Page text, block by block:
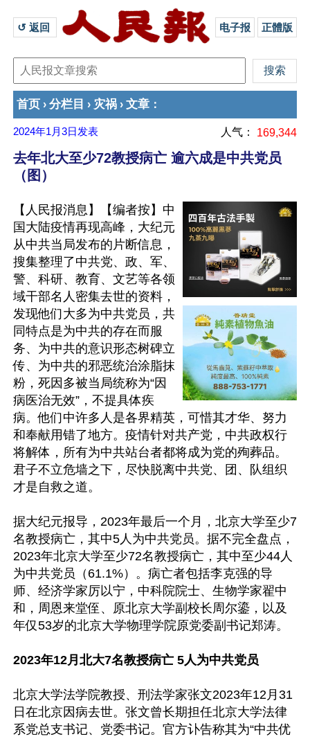
↺ 返回 电子报 正體版
首页 › 分栏目 › 灾祸 › 文章 ：
2024年1月3日 发表 人气： 169,344
去年北大至少72教授病亡 逾六成是中共党员
（图）
【人民报消息】【编者按】中
国大陆疫情再现高峰，大纪元
从中共当局发布的片断信息，
搜集整理了中共党、政、军、
警、科研、教育、文艺等各领
域干部名人密集去世的资料，
发现他们大多为中共党员，共
同特点是为中共的存在而服
务、为中共的意识形态树碑立
传、为中共的邪恶统治涂脂抹
粉，死因多被当局统称为“因
病医治无效”，不提具体疾
病。他们中许多人是各界精英，可惜其才华、努力
和奉献用错了地方。疫情针对共产党，中共政权行
将解体，所有为中共站台者都将成为党的殉葬品。
君子不立危墙之下，尽快脱离中共党、团、队组织
才是自救之道。
据大纪元报导，2023年最后一个月，北京大学至少7
名教授病亡，其中5人为中共党员。据不完全盘点，
2023年北京大学至少72名教授病亡，其中至少44人
为中共党员（61.1%）。病亡者包括李克强的导
师、经济学家厉以宁，中科院院士、生物学家翟中
和，周恩来堂侄、原北京大学副校长周尔鎏，以及
年仅53岁的北京大学物理学院原党委副书记郑涛。
2023年12月北大7名教授病亡 5人为中共党员
北京大学法学院教授、刑法学家张文2023年12月31
日在北京因病去世。张文曾长期担任北京大学法律
系党总支书记、党委书记。官方讣告称其为“中共优